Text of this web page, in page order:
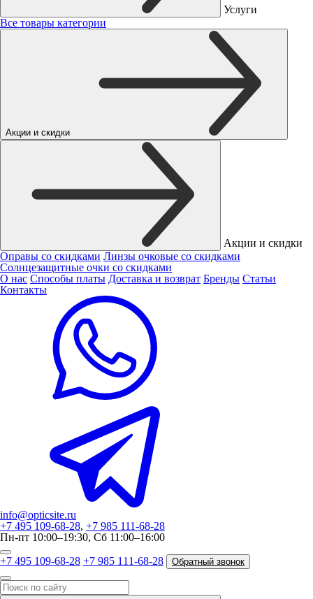
Услуги
Все товары категории
Акции и скидки
Акции и скидки
Оправы со скидками Линзы очковые со скидками
Солнцезащитные очки со скидками
О нас Способы платы Доставка и возврат Бренды Статьи
Контакты
info@opticsite.ru
+7 495 109-68-28, +7 985 111-68-28
Пн-пт 10:00–19:30, Сб 11:00–16:00
+7 495 109-68-28 +7 985 111-68-28 Обратный звонок